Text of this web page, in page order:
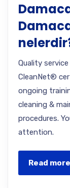
Quality
CleanNet®
ongoing
cleaning &
procedures.
attention.
Read more